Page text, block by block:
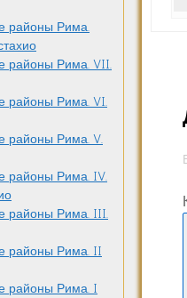
районы Рима.
районы Рима. VII.
районы Рима. VI.
районы Рима. V.
районы Рима. IV.
районы Рима. III.
районы Рима. II
районы Рима. I